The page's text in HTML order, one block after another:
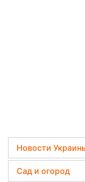
Новости
Телеграм
Сад и огород